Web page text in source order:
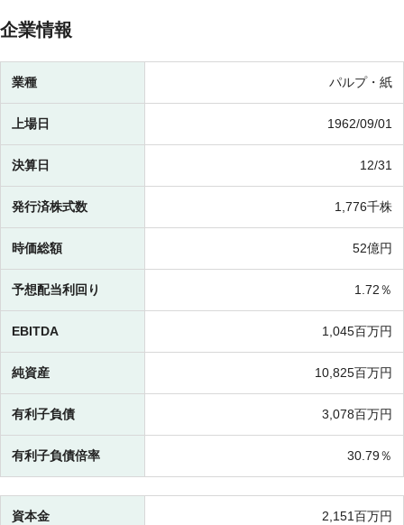
企業情報
業種 パルプ・紙
上場日 1962/09/01
決算日 12/31
発行済株式数 1,776千株
時価総額 52億円
予想配当利回り 1.72％
EBITDA 1,045百万円
純資産 10,825百万円
有利子負債 3,078百万円
有利子負債倍率 30.79％
資本金 2,151百万円